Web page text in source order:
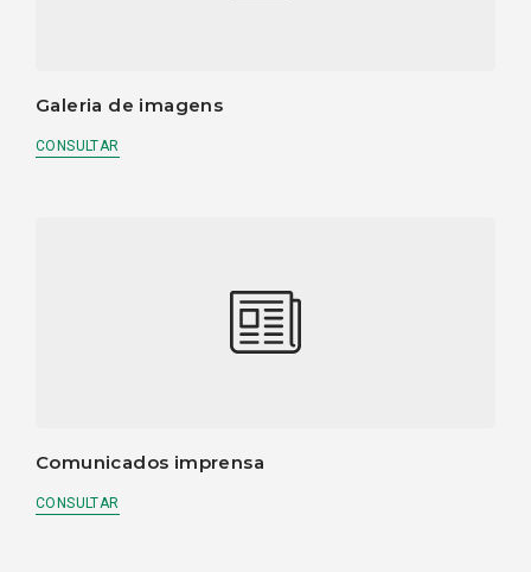
Galeria de imagens
CONSULTAR
Comunicados imprensa
CONSULTAR